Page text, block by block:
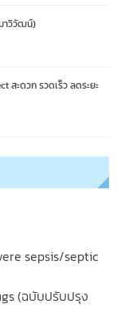
าวิวัฒน์)
สะดวก รวดเร็ว ลดระยะ
sepsis/septic
(ฉบับปรับปรุง